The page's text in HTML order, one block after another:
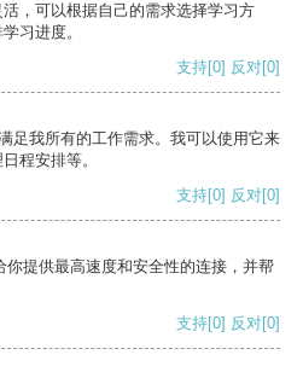
，可以根据自己的需求选择学习方
习进度。
支持[0] 反对[0]
足我所有的工作需求。我可以使用它来
程安排等。
支持[0] 反对[0]
提供最高速度和安全性的连接，并帮
支持[0] 反对[0]